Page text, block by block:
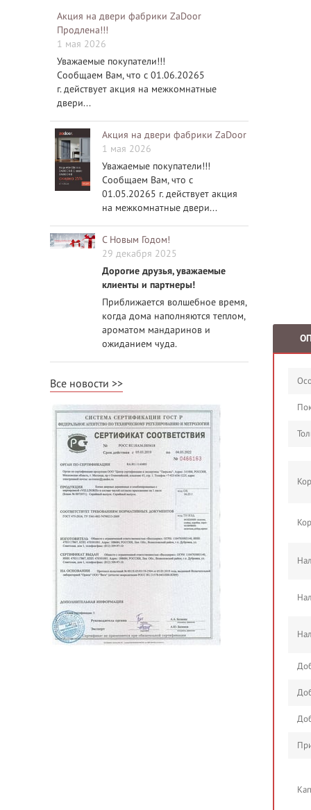
Акция на двери фабрики ZaDoor
Продлена!!!
1 мая 2026
Уважаемые покупатели!!!
Сообщаем Вам, что с 01.06.20265
г. действует акция на межкомнатные
двери...
Акция на двери фабрики ZaDoor
1 мая 2026
Уважаемые покупатели!!!
Сообщаем Вам, что с
01.05.20265 г. действует акция
на межкомнатные двери...
С Новым Годом!
29 декабря 2025
Дорогие друзья, уважаемые
клиенты и партнеры!
Приближается волшебное время,
когда дома наполняются теплом,
ароматом мандаринов и
ожиданием чуда.
Все новости